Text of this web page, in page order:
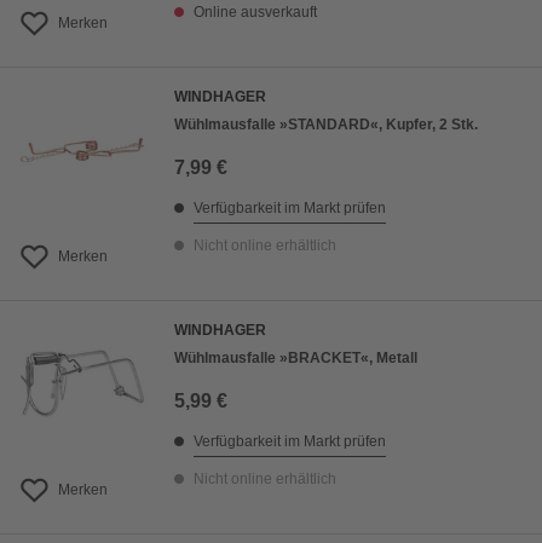
Merken
Online ausverkauft
Merken
WINDHAGER
Wühlmausfalle »STANDARD«, Kupfer, 2 Stk.
7,99 €
Verfügbarkeit im Markt prüfen
Nicht online erhältlich
Merken
WINDHAGER
Wühlmausfalle »BRACKET«, Metall
5,99 €
Verfügbarkeit im Markt prüfen
Nicht online erhältlich